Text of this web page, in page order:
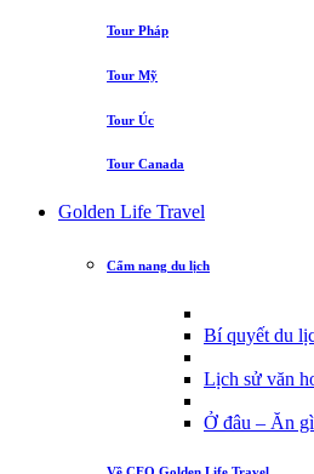
Tour Pháp
Tour Mỹ
Tour Úc
Tour Canada
Golden Life Travel
Cẩm nang du lịch
Bí quyết du
Lịch sử văn
Ở đâu – Ăn